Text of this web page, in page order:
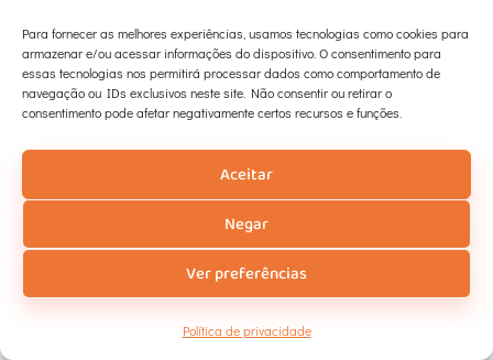
Para fornecer as melhores experiências, usamos tecnologias como cookies para
armazenar e/ou acessar informações do dispositivo. O consentimento para
essas tecnologias nos permitirá processar dados como comportamento de
navegação ou IDs exclusivos neste site. Não consentir ou retirar o
consentimento pode afetar negativamente certos recursos e funções.
Aceitar
Negar
Ver preferências
Política de privacidade
Hospital Israelita Albert Einstein.